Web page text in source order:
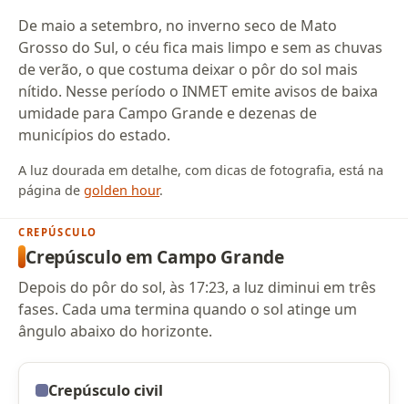
De maio a setembro, no inverno seco de Mato
Grosso do Sul, o céu fica mais limpo e sem as chuvas
de verão, o que costuma deixar o pôr do sol mais
nítido. Nesse período o INMET emite avisos de baixa
umidade para Campo Grande e dezenas de
municípios do estado.
A luz dourada em detalhe, com dicas de fotografia, está na
página degolden hour.
CREPÚSCULO
Crepúsculo em Campo Grande
Depois do pôr do sol, às 17:23, a luz diminui em três
fases. Cada uma termina quando o sol atinge um
ângulo abaixo do horizonte.
Crepúsculo civil